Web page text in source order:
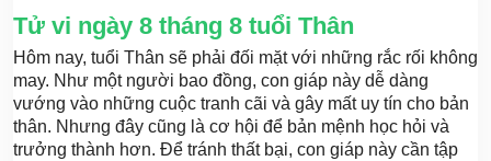
Tử vi ngày 8 tháng 8 tuổi Thân
Hôm nay, tuổi Thân sẽ phải đối mặt với những rắc rối không
may. Như một người bao đồng, con giáp này dễ dàng
vướng vào những cuộc tranh cãi và gây mất uy tín cho bản
thân. Nhưng đây cũng là cơ hội để bản mệnh học hỏi và
trưởng thành hơn. Để tránh thất bại, con giáp này cần tập